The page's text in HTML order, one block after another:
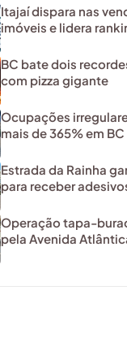
Itajaí dispara nas
imóveis e lidera
BC bate dois
com pizza gigante
Ocupações
mais de 365% em BC
Estrada da Rainha
para receber
Operação tapa-
pela Avenida